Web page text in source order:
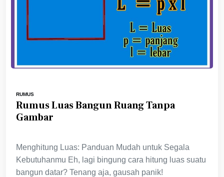
RUMUS
Rumus Luas Bangun Ruang Tanpa
Gambar
Menghitung Luas: Panduan Mudah untuk Segala
Kebutuhanmu Eh, lagi bingung cara hitung luas suatu
bangun datar? Tenang aja, gausah panik!